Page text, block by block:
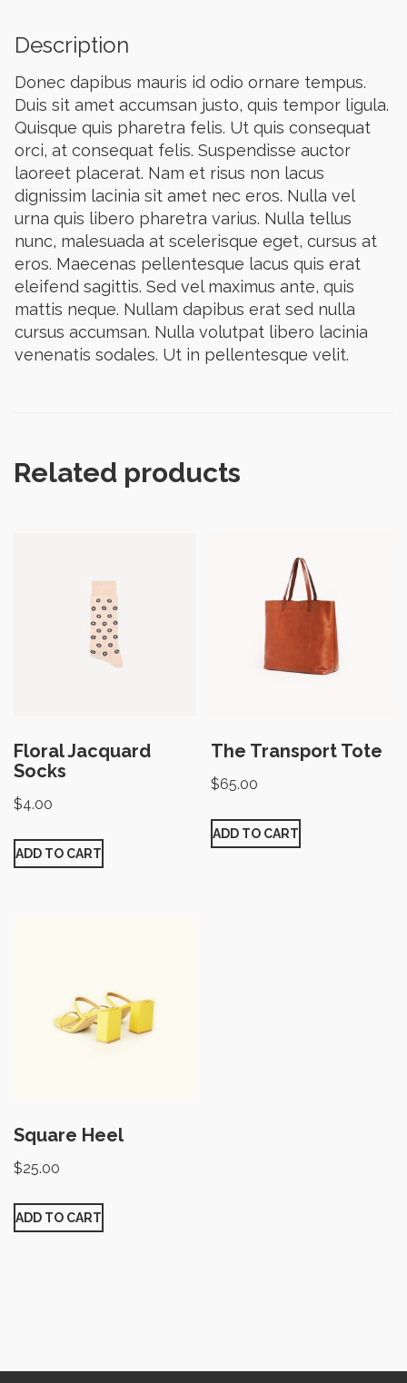
Description
Donec dapibus mauris id odio ornare tempus.
Duis sit amet accumsan justo, quis tempor ligula.
Quisque quis pharetra felis. Ut quis consequat
orci, at consequat felis. Suspendisse auctor
laoreet placerat. Nam et risus non lacus
dignissim lacinia sit amet nec eros. Nulla vel
urna quis libero pharetra varius. Nulla tellus
nunc, malesuada at scelerisque eget, cursus at
eros. Maecenas pellentesque lacus quis erat
eleifend sagittis. Sed vel maximus ante, quis
mattis neque. Nullam dapibus erat sed nulla
cursus accumsan. Nulla volutpat libero lacinia
venenatis sodales. Ut in pellentesque velit.
Related products
Floral Jacquard
Socks
$4.00
ADD TO CART
The Transport Tote
$65.00
ADD TO CART
Square Heel
$25.00
ADD TO CART